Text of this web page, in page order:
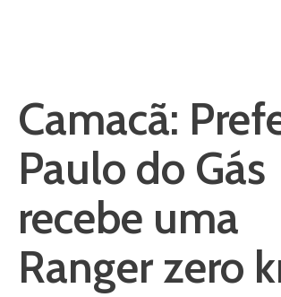
Camacã:
Paulo do Gás
recebe uma
Ranger zero